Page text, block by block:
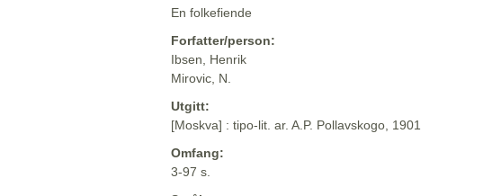
En folkefiende
Forfatter/person:
Ibsen, Henrik
Mirovic, N.
Utgitt:
[Moskva] : tipo-lit. ar. A.P. Pollavskogo, 1901
Omfang:
3-97 s.